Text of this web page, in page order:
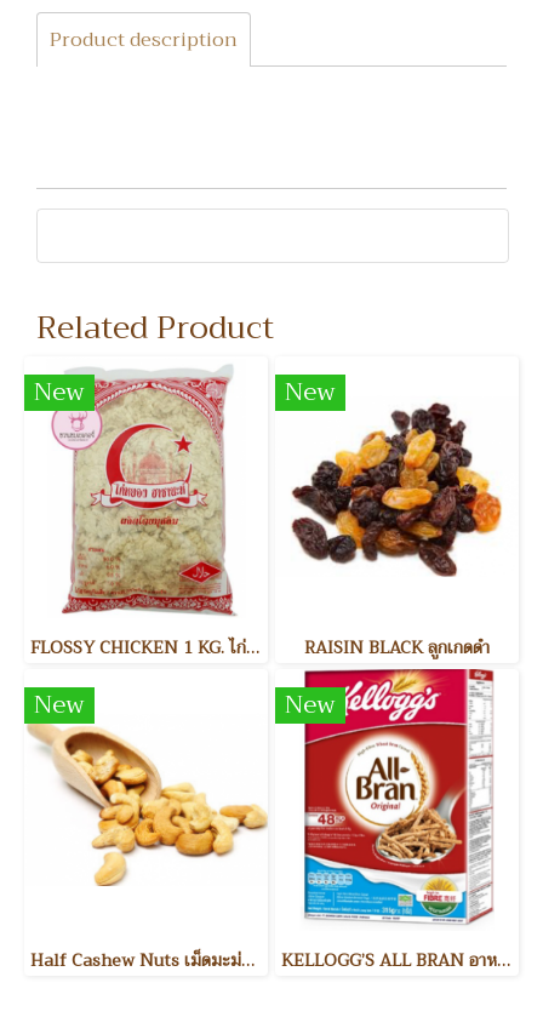
Product description
Related Product
New
FLOSSY CHICKEN 1 KG. ไก่หยอง
New
RAISIN BLACK ลูกเกดดำ
New
Half Cashew Nuts เม็ดมะม่วงหิมพานต์แบ่งครึ่ง
New
KELLOGG’S ALL BRAN อาหารเช้า